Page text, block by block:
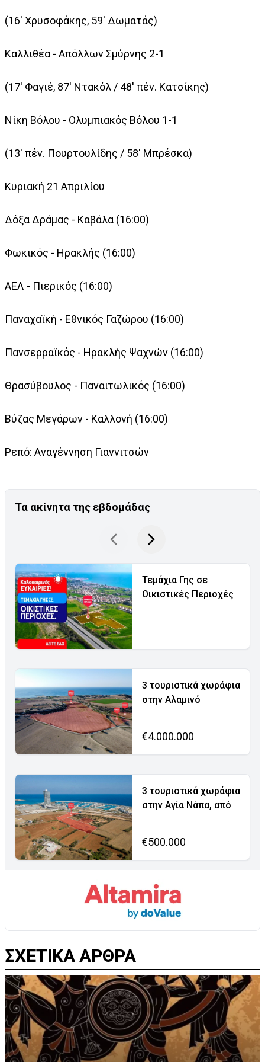
(16' Χρυσοφάκης, 59' Δωματάς)
Καλλιθέα - Απόλλων Σμύρνης 2-1
(17' Φαγιέ, 87' Ντακόλ / 48' πέν. Κατσίκης)
Νίκη Βόλου - Ολυμπιακός Βόλου 1-1
(13' πέν. Πουρτουλίδης / 58' Μπρέσκα)
Κυριακή 21 Απριλίου
Δόξα Δράμας - Καβάλα (16:00)
Φωκικός - Ηρακλής (16:00)
ΑΕΛ - Πιερικός (16:00)
Παναχαϊκή - Εθνικός Γαζώρου (16:00)
Πανσερραϊκός - Ηρακλής Ψαχνών (16:00)
Θρασύβουλος - Παναιτωλικός (16:00)
Βύζας Μεγάρων - Καλλονή (16:00)
Ρεπό: Αναγέννηση Γιαννιτσών
Τα ακίνητα της εβδομάδας
Τεμάχια Γης σε
Οικιστικές Περιοχές
3 τουριστικά χωράφια
στην Αλαμινό
€4.000.000
3 τουριστικά χωράφια
στην Αγία Νάπα, από
€500.000
ΣΧΕΤΙΚΑ ΑΡΘΡΑ